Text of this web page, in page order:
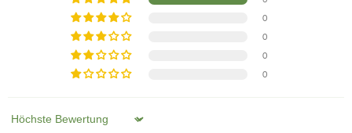
0
0
0
0
Sort by